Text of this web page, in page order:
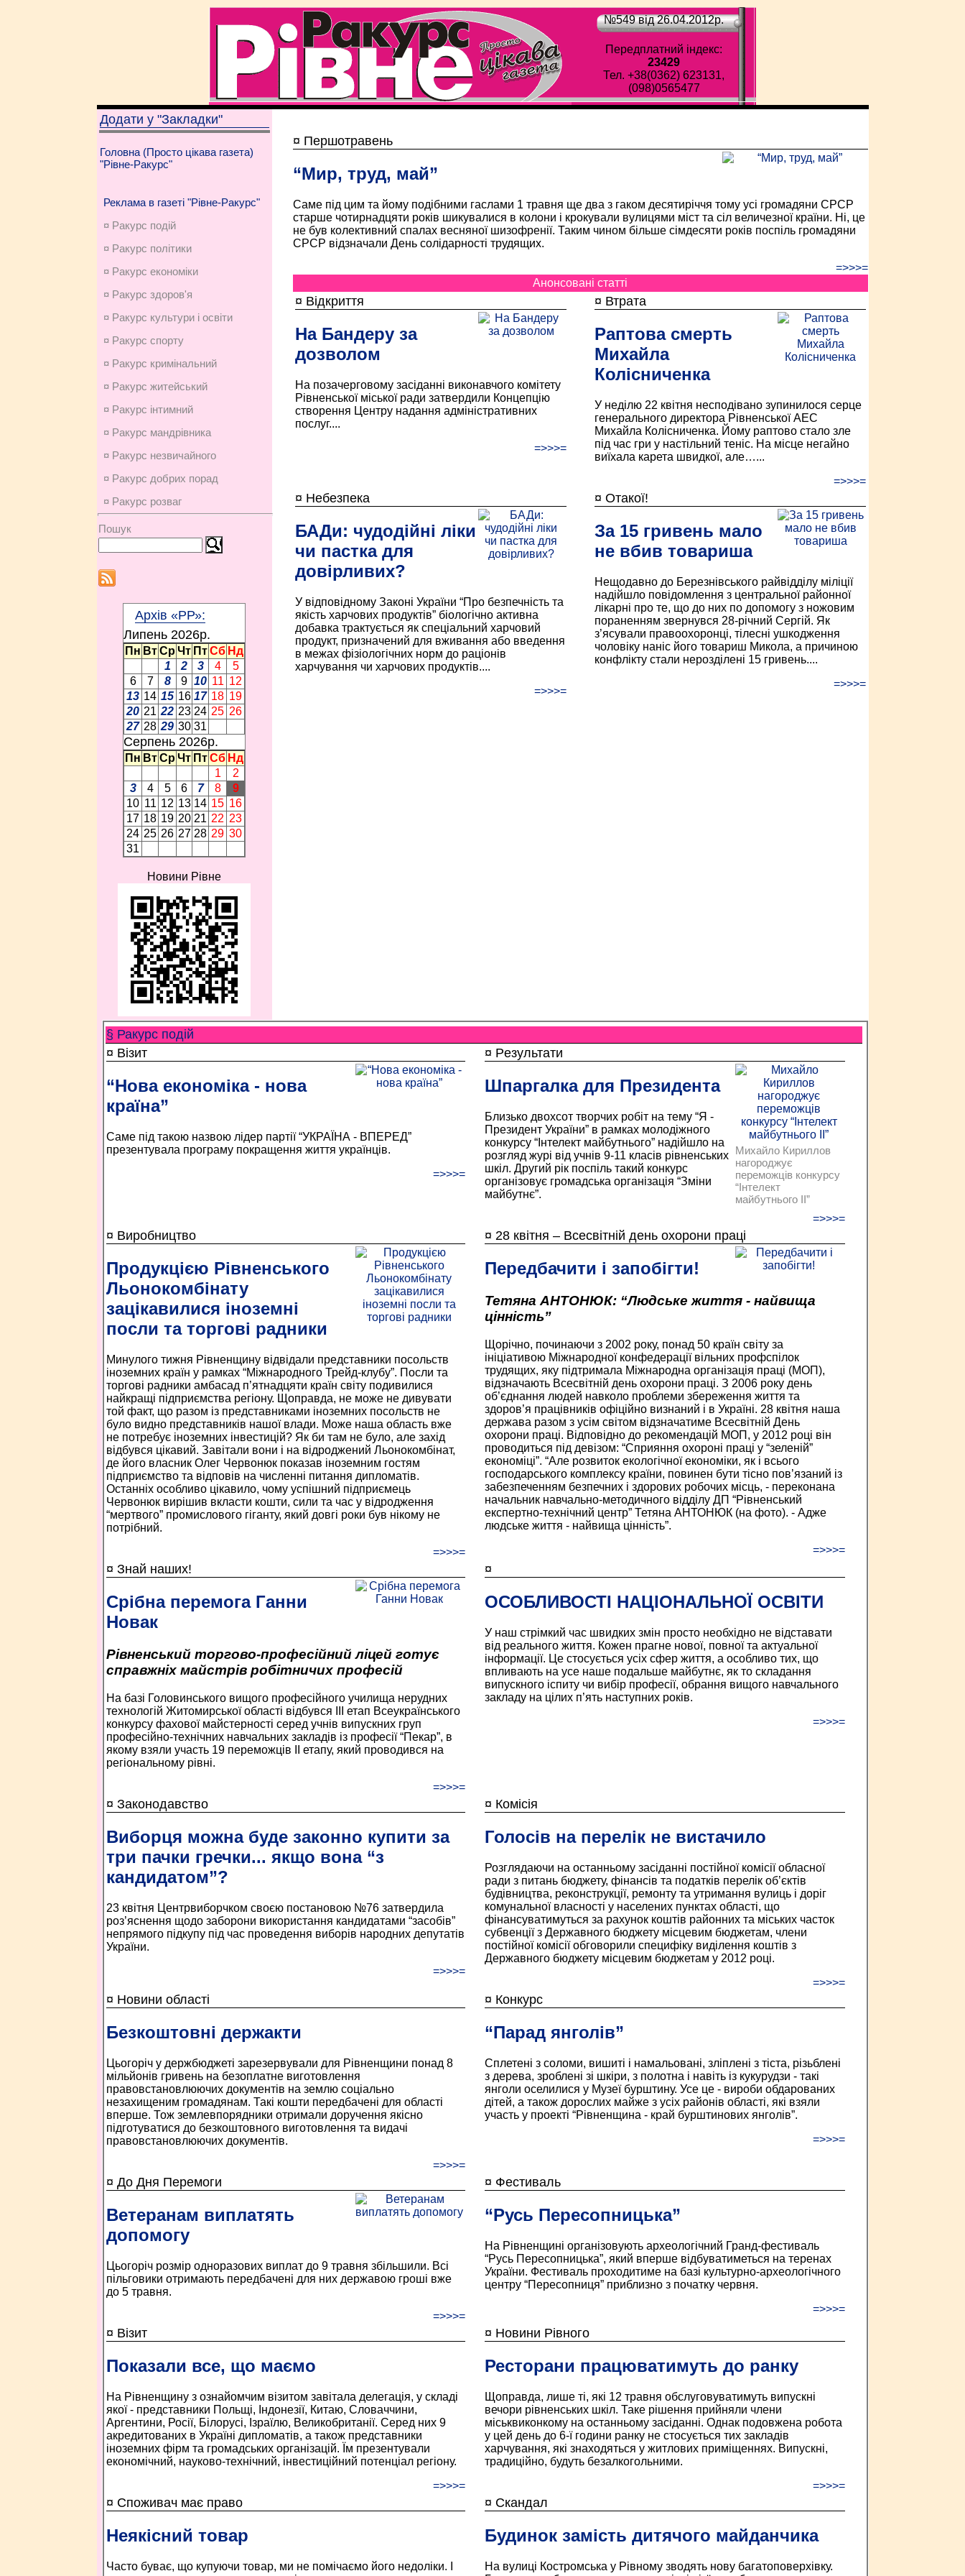
№549 від 26.04.2012p.
Передплатний індекс:
23429
Тел. +38(0362) 623131,
(098)0565477
Додати у "Закладки"
Головна (Просто цікава газета)
"Рівне-Ракурс"
Реклама в газеті "Рівне-Ракурс"
¤ Ракурс подій
¤ Ракурс політики
¤ Ракурс економiки
¤ Ракурс здоров'я
¤ Ракурс культури і освіти
¤ Ракурс спорту
¤ Ракурс кримінальний
¤ Ракурс житейський
¤ Ракурс інтимний
¤ Ракурс мандрівника
¤ Ракурс незвичайного
¤ Ракурс добрих порад
¤ Ракурс розваг
Пошук
Архів «РР»:
Липень 2026p.
Пн ВтСрЧт ПтСб Нд
1
2 3 4
5
6
7 8 9 10 11 12
13 14 15 16 17 18 19
20 21 22 23 24 25 26
27 28 29 30 31
Серпень 2026p.
Пн ВтСрЧт ПтСб Нд
1
2
3
4 5 6 7 8
9
10 11 12 13 14 15 16
17 18 19 20 21 22 23
24 25 26 27 28 29 30
31
Новини Рівне
¤ Першотравень
“Мир, труд, май”
Саме під цим та йому подібними гаслами 1 травня ще два з гаком десятиріччя тому усі громадяни СРСР
старше чотирнадцяти років шикувалися в колони і крокували вулицями міст та сіл величезної країни. Ні, це
не був колективний спалах весняної шизофренії. Таким чином більше сімдесяти років поспіль громадяни
СРСР відзначали День солідарності трудящих.
=>>>=
Анонсовані статті
¤ Відкриття
На Бандеру за
дозволом
На позачерговому засіданні виконавчого комітету
Рівненської міської ради затвердили Концепцію
створення Центру надання адміністративних
послуг....
=>>>=
¤ Втрата
Раптова смерть
Михайла
Колісниченка
У неділю 22 квітня несподівано зупинилося серце
генерального директора Рівненської АЕС
Михайла Колісниченка. Йому раптово стало зле
під час гри у настільний теніс. На місце негайно
виїхала карета швидкої, але…...
=>>>=
¤ Небезпека
БАДи: чудодійні ліки
чи пастка для
довірливих?
У відповідному Законі України “Про безпечність та
якість харчових продуктів” біологічно активна
добавка трактується як спеціальний харчовий
продукт, призначений для вживання або введення
в межах фізіологічних норм до раціонів
харчування чи харчових продуктів....
=>>>=
¤ Отакої!
За 15 гривень мало
не вбив товариша
Нещодавно до Березнівського райвідділу міліції
надійшло повідомлення з центральної районної
лікарні про те, що до них по допомогу з ножовим
пораненням звернувся 28-річний Сергій. Як
з’ясували правоохоронці, тілесні ушкодження
чоловіку наніс його товариш Микола, а причиною
конфлікту стали нерозділені 15 гривень....
=>>>=
§ Ракурс подій
¤ Візит
“Нова економіка - нова
країна”
Саме під такою назвою лідер партії “УКРАЇНА - ВПЕРЕД”
презентувала програму покращення життя українців.
=>>>=
¤ Рeзультати
Михайло Кириллов
нагороджує
переможців конкурсу
“Інтелект
майбутнього ІІ”
Шпаргалка для Президента
Близько двохсот творчих робіт на тему “Я -
Президент України” в рамках молодіжного
конкурсу “Інтелект майбутнього” надійшло на
розгляд журі від учнів 9-11 класів рівненських
шкіл. Другий рік поспіль такий конкурс
організовує громадська організація “Зміни
майбутнє”.
=>>>=
¤ Виробництво
Продукцією Рівненського
Льонокомбінату
зацікавилися іноземні
посли та торгові радники
Минулого тижня Рівненщину відвідали представники посольств
іноземних країн у рамках “Міжнародного Трейд-клубу”. Посли та
торгові радники амбасад п’ятнадцяти країн світу подивилися
найкращі підприємства регіону. Щоправда, не може не дивувати
той факт, що разом із представниками іноземних посольств не
було видно представників нашої влади. Може наша область вже
не потребує іноземних інвестицій? Як би там не було, але захід
відбувся цікавий. Завітали вони і на відроджений Льонокомбінат,
де його власник Олег Червонюк показав іноземним гостям
підприємство та відповів на численні питання дипломатів.
Останніх особливо цікавило, чому успішний підприємець
Червонюк вирішив вкласти кошти, сили та час у відродження
“мертвого” промислового гіганту, який довгі роки був нікому не
потрібний.
=>>>=
¤ 28 квітня – Всесвітній день охорони праці
Передбачити і запобігти!
Тетяна АНТОНЮК: “Людське життя - найвища
цінність”
Щорічно, починаючи з 2002 року, понад 50 країн світу за
ініціативою Міжнародної конфедерації вільних профспілок
трудящих, яку підтримала Міжнародна організація праці (МОП),
відзначають Всесвітній день охорони праці. З 2006 року день
об’єднання людей навколо проблеми збереження життя та
здоров’я працівників офіційно визнаний і в Україні. 28 квітня наша
держава разом з усім світом відзначатиме Всесвітній День
охорони праці. Відповідно до рекомендацій МОП, у 2012 році він
проводиться під девізом: “Сприяння охороні праці у “зеленій”
економіці”. “Але розвиток екологічної економіки, як і всього
господарського комплексу країни, повинен бути тісно пов’язаний із
забезпеченням безпечних і здорових робочих місць, - переконана
начальник навчально-методичного відділу ДП “Рівненський
експертно-технічний центр” Тетяна АНТОНЮК (на фото). - Адже
людське життя - найвища цінність”.
=>>>=
¤ Знай наших!
Срібна перемога Ганни
Новак
Рівненський торгово-професійний ліцей готує
справжніх майстрів робітничих професій
На базі Головинського вищого професійного училища нерудних
технологій Житомирської області відбувся ІІІ етап Всеукраїнського
конкурсу фахової майстерності серед учнів випускних груп
професійно-технічних навчальних закладів із професії “Пекар”, в
якому взяли участь 19 переможців ІІ етапу, який проводився на
регіональному рівні.
=>>>=
¤
ОСОБЛИВОСТІ НАЦІОНАЛЬНОЇ ОСВІТИ
У наш стрімкий час швидких змін просто необхідно не відставати
від реального життя. Кожен прагне нової, повної та актуальної
інформації. Це стосується усіх сфер життя, а особливо тих, що
впливають на усе наше подальше майбутнє, як то складання
випускного іспиту чи вибір професії, обрання вищого навчального
закладу на цілих п’ять наступних років.
=>>>=
¤ Законодавство
Виборця можна буде законно купити за
три пачки гречки... якщо вона “з
кандидатом”?
23 квітня Центрвиборчком своєю постановою №76 затвердила
роз’яснення щодо заборони використання кандидатами “засобів”
непрямого підкупу під час проведення виборів народних депутатів
України.
=>>>=
¤ Комісія
Голосів на перелік не вистачило
Розглядаючи на останньому засіданні постійної комісії обласної
ради з питань бюджету, фінансів та податків перелік об’єктів
будівництва, реконструкції, ремонту та утримання вулиць і доріг
комунальної власності у населених пунктах області, що
фінансуватимуться за рахунок коштів районних та міських часток
субвенції з Державного бюджету місцевим бюджетам, члени
постійної комісії обговорили специфіку виділення коштів з
Державного бюджету місцевим бюджетам у 2012 році.
=>>>=
¤ Новини області
Безкоштовні держакти
Цьогоріч у держбюджеті зарезервували для Рівненщини понад 8
мільйонів гривень на безоплатне виготовлення
правовстановлюючих документів на землю соціально
незахищеним громадянам. Такі кошти передбачені для області
вперше. Тож землевпорядники отримали доручення якісно
підготуватися до безкоштовного виготовлення та видачі
правовстановлюючих документів.
=>>>=
¤ Конкурс
“Парад янголів”
Сплетені з соломи, вишиті і намальовані, зліплені з тіста, різьблені
з дерева, зроблені зі шкіри, з полотна і навіть із кукурудзи - такі
янголи оселилися у Музеї бурштину. Усе це - вироби обдарованих
дітей, а також дорослих майже з усіх районів області, які взяли
участь у проекті “Рівненщина - край бурштинових янголів”.
=>>>=
¤ До Дня Перемоги
Ветеранам виплатять
допомогу
Цьогоріч розмір одноразових виплат до 9 травня збільшили. Всі
пільговики отримають передбачені для них державою гроші вже
до 5 травня.
=>>>=
¤ Фестиваль
“Русь Пересопницька”
На Рівненщині організовують археологічний Гранд-фестиваль
“Русь Пересопницька”, який вперше відбуватиметься на теренах
України. Фестиваль проходитиме на базі культурно-археологічного
центру “Пересопниця” приблизно з початку червня.
=>>>=
¤ Візит
Показали все, що маємо
На Рівненщину з ознайомчим візитом завітала делегація, у складі
якої - представники Польщі, Індонезії, Китаю, Словаччини,
Аргентини, Росії, Білорусі, Ізраїлю, Великобританії. Серед них 9
акредитованих в Україні дипломатів, а також представники
іноземних фірм та громадських організацій. Їм презентували
економічний, науково-технічний, інвестиційний потенціал регіону.
=>>>=
¤ Новини Рівного
Ресторани працюватимуть до ранку
Щоправда, лише ті, які 12 травня обслуговуватимуть випускні
вечори рівненських шкіл. Таке рішення прийняли члени
міськвиконкому на останньому засіданні. Однак подовжена робота
у цей день до 6-ї години ранку не стосується тих закладів
харчування, які знаходяться у житлових приміщеннях. Випускні,
традиційно, будуть безалкогольними.
=>>>=
¤ Споживач має право
Неякісний товар
Часто буває, що купуючи товар, ми не помічаємо його недоліки. І
¤ Скандал
Будинок замість дитячого майданчика
На вулиці Костромська у Рівному зводять нову багатоповерхівку.